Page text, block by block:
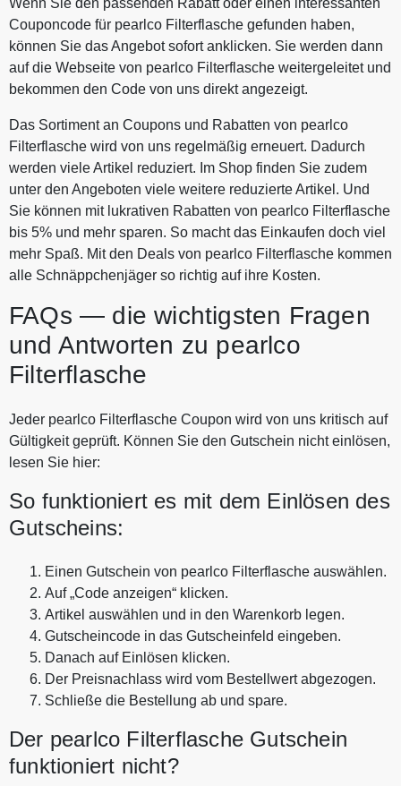
Couponcode für pearlco Filterflasche gefunden haben,
können Sie das Angebot sofort anklicken. Sie werden dann
auf die Webseite von pearlco Filterflasche weitergeleitet und
bekommen den Code von uns direkt angezeigt.
Das Sortiment an Coupons und Rabatten von pearlco
Filterflasche wird von uns regelmäßig erneuert. Dadurch
werden viele Artikel reduziert. Im Shop finden Sie zudem
unter den Angeboten viele weitere reduzierte Artikel. Und
Sie können mit lukrativen Rabatten von pearlco Filterflasche
bis 5% und mehr sparen. So macht das Einkaufen doch viel
mehr Spaß. Mit den Deals von pearlco Filterflasche kommen
alle Schnäppchenjäger so richtig auf ihre Kosten.
FAQs — die wichtigsten Fragen
und Antworten zu pearlco
Filterflasche
Jeder pearlco Filterflasche Coupon wird von uns kritisch auf
Gültigkeit geprüft. Können Sie den Gutschein nicht einlösen,
lesen Sie hier:
So funktioniert es mit dem Einlösen des
Gutscheins:
Einen Gutschein von pearlco Filterflasche auswählen.
Auf „Code anzeigen“ klicken.
Artikel auswählen und in den Warenkorb legen.
Gutscheincode in das Gutscheinfeld eingeben.
Danach auf Einlösen klicken.
Der Preisnachlass wird vom Bestellwert abgezogen.
Schließe die Bestellung ab und spare.
Der pearlco Filterflasche Gutschein
funktioniert nicht?